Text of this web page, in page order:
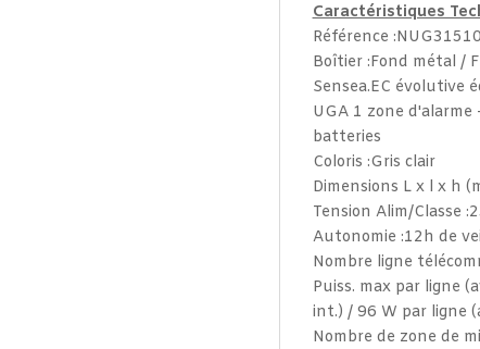
Caractéristiques
Référence :NUG31510
Boîtier :Fond métal /
Sensea.EC évolutive
UGA 1 zone
batteries
Coloris :Gris clair
Dimensions L x l x h
Tension Alim/Classe
Autonomie :12h de
Nombre ligne
Puiss. max par ligne
int.) / 96 W par ligne
Nombre de zone de